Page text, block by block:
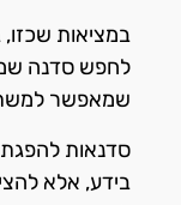
במציאות
לחפש סדנה
שמאפשר
סדנאות להפגת
בידע, אלא